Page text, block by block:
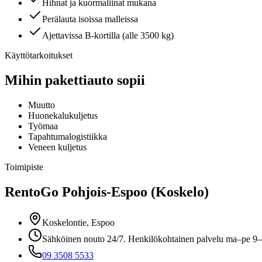
Hihnat ja kuormaliinat mukana
Perälauta isoissa malleissa
Ajettavissa B-kortilla (alle 3500 kg)
Käyttötarkoitukset
Mihin pakettiauto sopii
Muutto
Huonekalukuljetus
Työmaa
Tapahtumalogistiikka
Veneen kuljetus
Toimipiste
RentoGo Pohjois-Espoo (Koskelo)
Koskelontie, Espoo
Sähköinen nouto 24/7. Henkilökohtainen palvelu ma–pe
09 3508 5533